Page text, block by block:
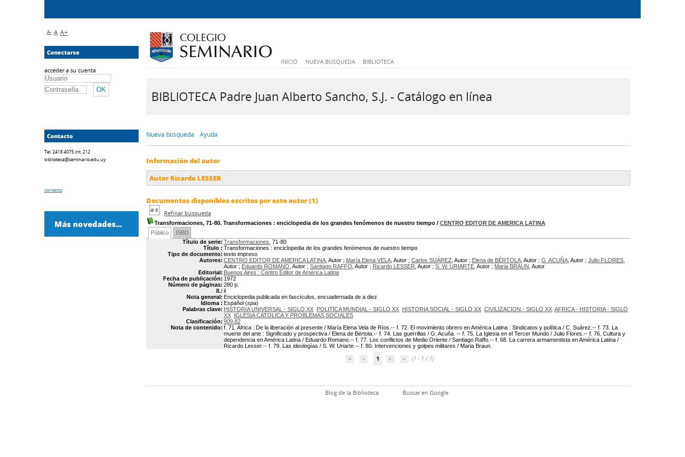
INICIO NUEVA BÚSQUEDA BIBLIOTECA
BIBLIOTECA Padre Juan Alberto Sancho, S.J. - Catálogo en línea
Nueva búsqueda Ayuda
Información del autor
Autor Ricardo LESSER
Documentos disponibles escritos por este autor (1)
Refinar búsqueda
Transformaciones, 71-80. Transformaciones : enciclopedia de los grandes fenómenos de nuestro tiempo / CENTRO EDITOR DE AMERICA LATINA
Público
ISBD
Título de serie: Transformaciones , 71-80
Título : Transformaciones : enciclopedia de los grandes fenómenos de nuestro tiempo
Tipo de documento: texto impreso
Autores: CENTRO EDITOR DE AMERICA LATINA , Autor ; María Elena VELA , Autor ; Carlos SUÁREZ , Autor ; Elena de BÉRTOLA , Autor ; G. ACUÑA , Autor ; Julio FLORES
Autor ; Eduardo ROMANO , Autor ; Santiago RAFFO , Autor ; Ricardo LESSER , Autor ; S. W. URIARTE , Autor ; Maria BRAUN , Autor
Editorial: Buenos Aires : Centro Editor de América Latina
Fecha de publicación: 1972
Número de páginas: 280 p.
Il.: il
Nota general: Enciclopedia publicada en fascículos, encuadernada de a diez
Idioma : Español (spa)
Palabras clave: HISTORIA UNIVERSAL - SIGLO XX POLITICA MUNDIAL - SIGLO XX HISTORIA SOCIAL - SIGLO XX CIVILIZACION - SIGLO XX AFRICA - HISTORIA - SIGLO
XX IGLESIA CATOLICA Y PROBLEMAS SOCIALES
Clasificación: 909.82
Nota de contenido: f. 71. Africa : De la liberación al presente / María Elena Vela de Ríos.-- f. 72. El movimiento obrero en América Latina : Sindicatos y política / C. Suárez.-- f. 73. La
muerte del arte : Significado y prospectiva / Elena de Bértola.-- f. 74. Las guerrillas / G. Acuña. -- f. 75. La Iglesia en el Tercer Mundo / Julio Flores.-- f. 76. Cultura y
dependencia en América Latina / Eduardo Romano.-- f. 77. Los conflictos de Medio Oriente / Santiago Raffo.-- f. 68. La carrera armamentista en América Latina /
Ricardo Lesser.-- f. 79. Las ideologías / S. W. Uriarte.-- f. 80. Intervenciones y golpes militares / Maria Braun.
1 (1 - 1 / 1)
Blog de la Biblioteca Buscar en Google
A- A A+
Conectarse
acceder a su cuenta
Contacto
Tel. 2418 4075 int. 212
biblioteca@seminario.edu.uy
contacto
Más novedades...